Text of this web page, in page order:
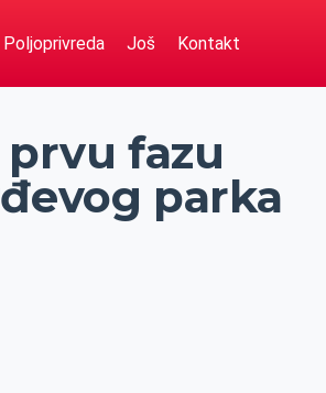
Poljoprivreda Još Kontakt
prvu fazu
parka